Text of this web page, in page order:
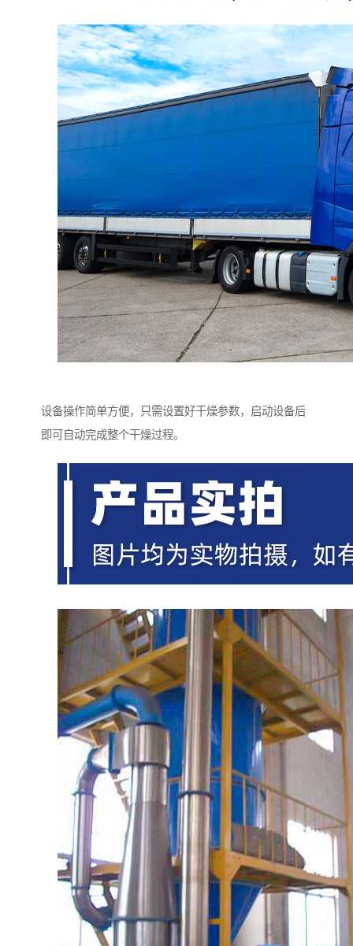
设备操作简单方便，只需设置好干燥参数，启动设备后
即可自动完成整个干燥过程。